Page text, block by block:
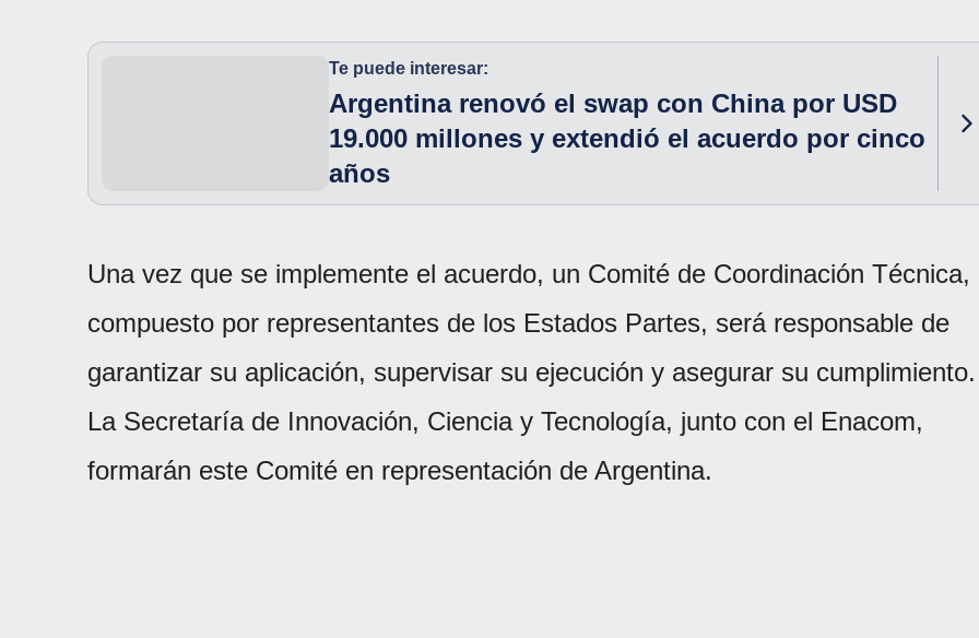
Te puede interesar:
Argentina renovó el swap con China por USD
19.000 millones y extendió el acuerdo por cinco
años
Una vez que se implemente el acuerdo, un Comité de Coordinación Técnica,
compuesto por representantes de los Estados Partes, será responsable de
garantizar su aplicación, supervisar su ejecución y asegurar su cumplimiento.
La Secretaría de Innovación, Ciencia y Tecnología, junto con el Enacom,
formarán este Comité en representación de Argentina.